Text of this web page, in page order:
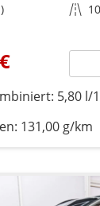
Kilometerstand
5,80 l/
131,00 g/km